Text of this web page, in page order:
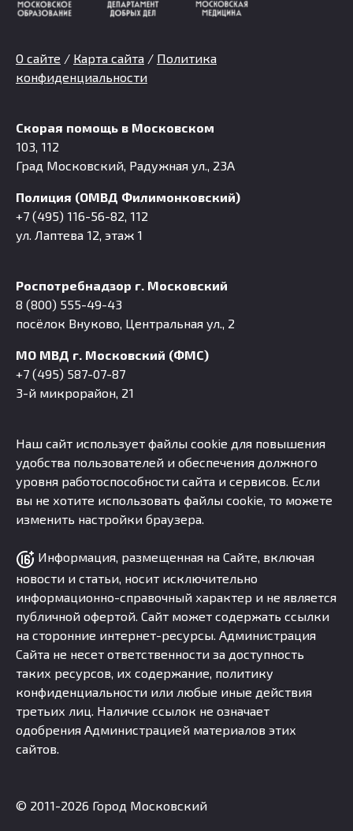
О сайте / Карта сайта / Политика
конфиденциальности
Скорая помощь в Московском
103, 112
Град Московский, Радужная ул., 23А
Полиция (ОМВД Филимонковский)
+7 (495) 116-56-82, 112
ул. Лаптева 12, этаж 1
Роспотребнадзор г. Московский
8 (800) 555-49-43
посёлок Внуково, Центральная ул., 2
МО МВД г. Московский (ФМС)
+7 (495) 587-07-87
3-й микрорайон, 21
Наш сайт использует файлы cookie для повышения
удобства пользователей и обеспечения должного
уровня работоспособности сайта и сервисов. Если
вы не хотите использовать файлы cookie, то можете
изменить настройки браузера.
Информация, размещенная на Сайте, включая
новости и статьи, носит исключительно
информационно-справочный характер и не является
публичной офертой. Сайт может содержать ссылки
на сторонние интернет-ресурсы. Администрация
Сайта не несет ответственности за доступность
таких ресурсов, их содержание, политику
конфиденциальности или любые иные действия
третьих лиц. Наличие ссылок не означает
одобрения Администрацией материалов этих
сайтов.
© 2011-2026 Город Московский